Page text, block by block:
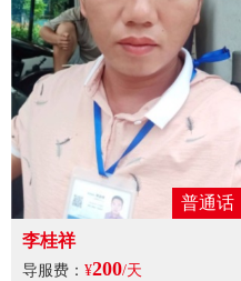
普通话
李桂祥
导服费： ¥200/天